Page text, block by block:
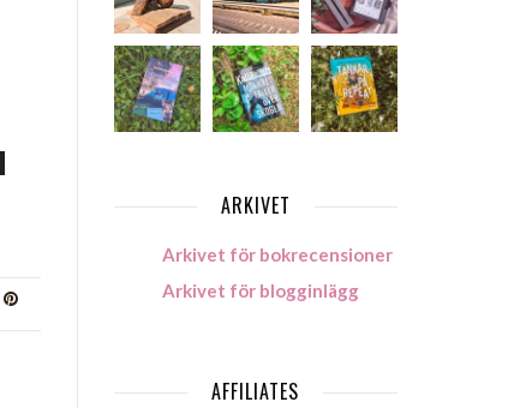
ARKIVET
Arkivet för bokrecensioner
Arkivet för blogginlägg
AFFILIATES